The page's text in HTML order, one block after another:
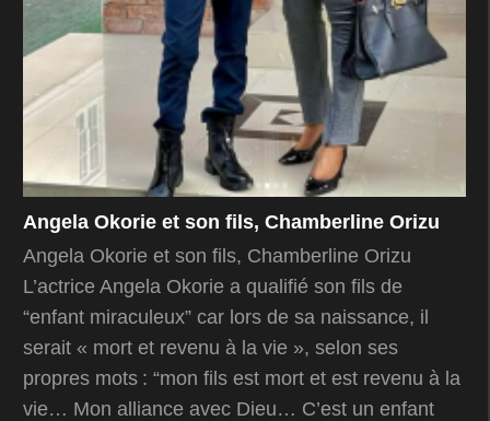
Angela Okorie et son fils, Chamberline Orizu
Angela Okorie et son fils, Chamberline Orizu
L’actrice Angela Okorie a qualifié son fils de
“enfant miraculeux” car lors de sa naissance, il
serait « mort et revenu à la vie », selon ses
propres mots : “mon fils est mort et est revenu à la
vie… Mon alliance avec Dieu… C’est un enfant